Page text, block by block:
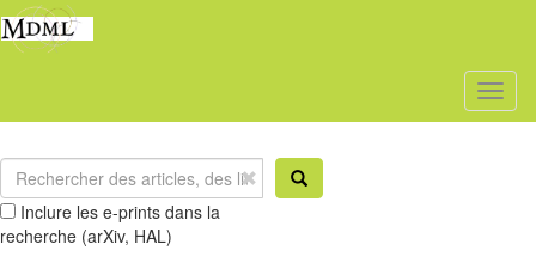
Inclure les e-prints dans la
recherche (arXiv, HAL)